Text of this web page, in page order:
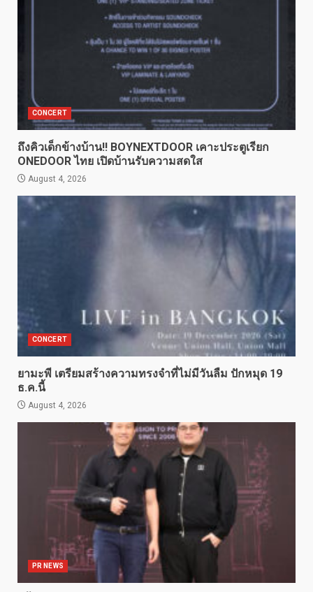
CONCERT
ถึงคิวเด็กข้างบ้าน!! BOYNEXTDOOR เคาะประตูเรียก
ONEDOOR ไทย เปิดบ้านรับความสดใส
August 4, 2026
CONCERT
ยามะพี เตรียมสร้างความทรงจำที่ไม่มีวันลืม ปักหมุด 19
ธ.ค.นี้
August 4, 2026
PR NEWS